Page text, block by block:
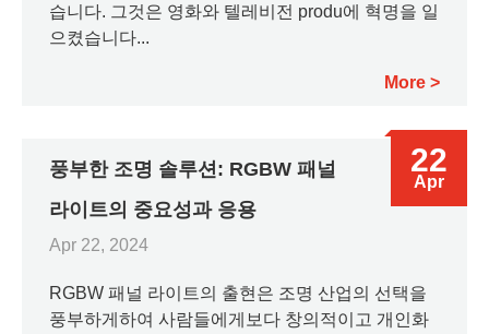
습니다. 그것은 영화와 텔레비전 produ에 혁명을 일
으켰습니다...
More
풍부한 조명 솔루션: RGBW 패널
라이트의 중요성과 응용
Apr 22, 2024
RGBW 패널 라이트의 출현은 조명 산업의 선택을
풍부하게하여 사람들에게보다 창의적이고 개인화
22
Apr